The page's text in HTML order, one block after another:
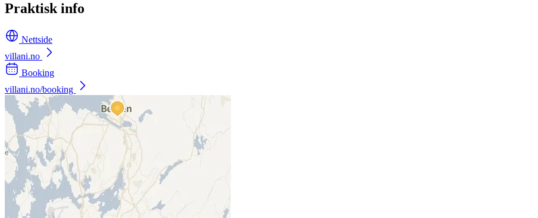
Praktisk info
Nettside
villani.no
Booking
villani.no/booking